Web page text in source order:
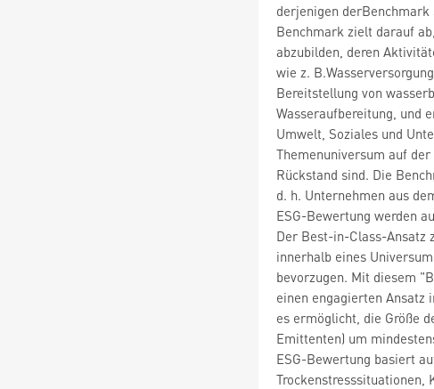
derjenigen
Benchmark zielt darauf
abzubilden, deren
wie z.
Bereitstellung von
Wasseraufbereitung, und
Umwelt, Soziales und
Themenuniversum auf
Rückstand sind. Die
d. h. Unternehmen aus
ESG-Bewertung werden
Der Best-in-Class-Ansatz
innerhalb eines
bevorzugen. Mit diesem
einen engagierten
es ermöglicht, die Größe
Emittenten) um
ESG-Bewertung basiert
Trockenstresssituationen,